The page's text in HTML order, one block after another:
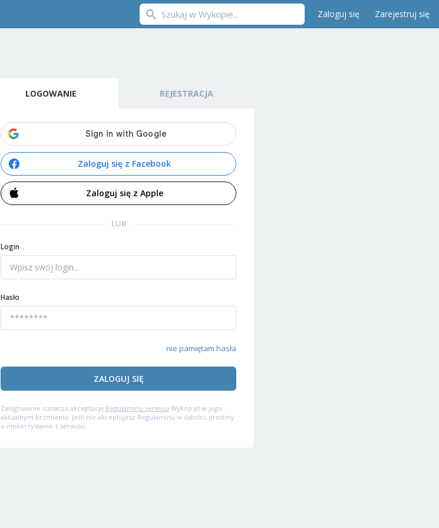
Zaloguj się Zarejestruj się
LOGOWANIE REJESTRACJA
Zaloguj się z Facebook
Zaloguj się z Apple
LUB
Login
Hasło
nie pamiętam hasła
ZALOGUJ SIĘ
Zalogowanie oznacza akceptację Regulaminu serwisu Wykop.pl w jego
aktualnym brzmieniu. Jeśli nie akceptujesz Regulaminu w całości, prosimy
o niekorzystanie z serwisu.